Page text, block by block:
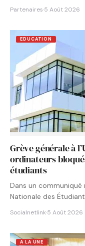
Partenaires·5 Août 2026
EDUCATION
Grève générale à
ordinateurs
étudiants
Dans un
Nationale des
Socialnetlink·5 Août 2026
A LA UNE